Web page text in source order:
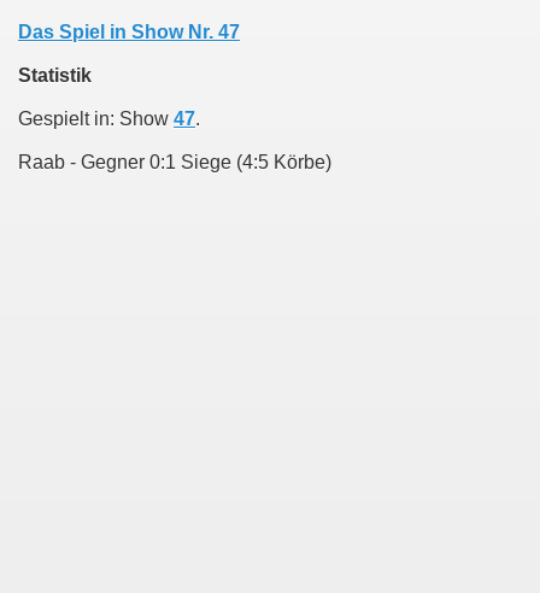
Das Spiel in Show Nr. 47
Statistik
Gespielt in: Show 47.
Raab - Gegner 0:1 Siege (4:5 Körbe)